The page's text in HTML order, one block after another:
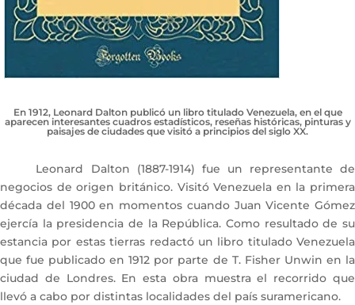
En 1912, Leonard Dalton publicó un libro titulado Venezuela, en el que
aparecen interesantes cuadros estadísticos, reseñas históricas, pinturas y
paisajes de ciudades que visitó a principios del siglo XX.
Leonard Dalton (1887-1914) fue un representante de
negocios de origen británico. Visitó Venezuela en la primera
década del 1900 en momentos cuando Juan Vicente Gómez
ejercía la presidencia de la República. Como resultado de su
estancia por estas tierras redactó un libro titulado Venezuela
que fue publicado en 1912 por parte de T. Fisher Unwin en la
ciudad de Londres. En esta obra muestra el recorrido que
llevó a cabo por distintas localidades del país suramericano.